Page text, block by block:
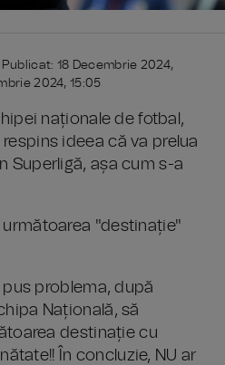
Publicat: 18 Decembrie 2024,
2024, 15:05
naționale de fotbal,
ideea că va prelua
Superligă, așa cum s-a
următoarea "destinație"
problema, după
Națională, să
destinație cu
În concluzie, NU ar